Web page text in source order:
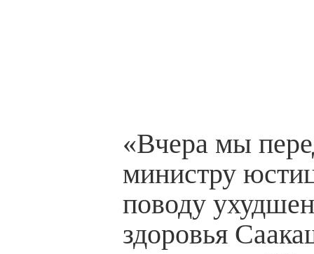
«Вчера мы
министру
поводу
здоровья